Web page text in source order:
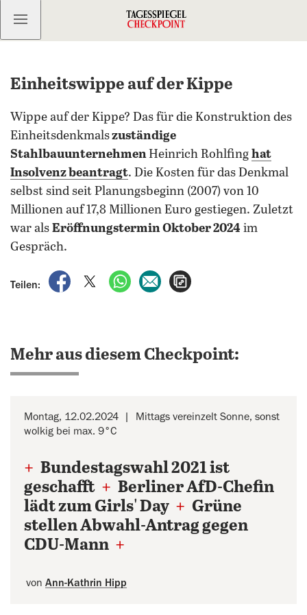
Kostenlos anmelden
Einheitswippe auf der Kippe
Wippe auf der Kippe? Das für die Konstruktion des
Einheitsdenkmalszuständige
StahlbauunternehmenHeinrich Rohlfing hat
Insolvenz beantragt. Die Kosten für das Denkmal
selbst sind seit Planungsbeginn (2007) von 10
Millionen auf 17,8 Millionen Euro gestiegen. Zuletzt
war als Eröffnungstermin Oktober 2024 im
Gespräch.
Teilen:
auf Facebook teilen
auf X teilenper WhatsApp teilen
per E-Mail teilen
Mehr aus diesem Checkpoint:
Montag, 12.02.2024
Mittags vereinzelt Sonne, sonst
wolkig bei max. 9°C
+ Bundestagswahl 2021 ist
geschafft + Berliner AfD-Chefin
lädt zum Girls' Day + Grüne
stellen Abwahl-Antrag gegen
CDU-Mann +
von Ann-Kathrin Hipp